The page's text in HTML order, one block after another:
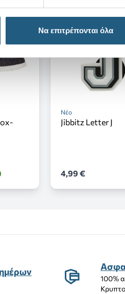
Να επιτρέπονται όλα
Νέο
Jibbitz Letter J
4,99 €
100%